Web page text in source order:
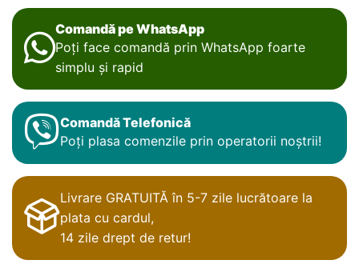
Comandă pe WhatsApp
Poți face comandă prin WhatsApp foarte
simplu și rapid
Comandă Telefonică
Poți plasa comenzile prin operatorii noștrii!
Livrare GRATUITĂ în 5-7 zile lucrătoare la
plata cu cardul,
14 zile drept de retur!